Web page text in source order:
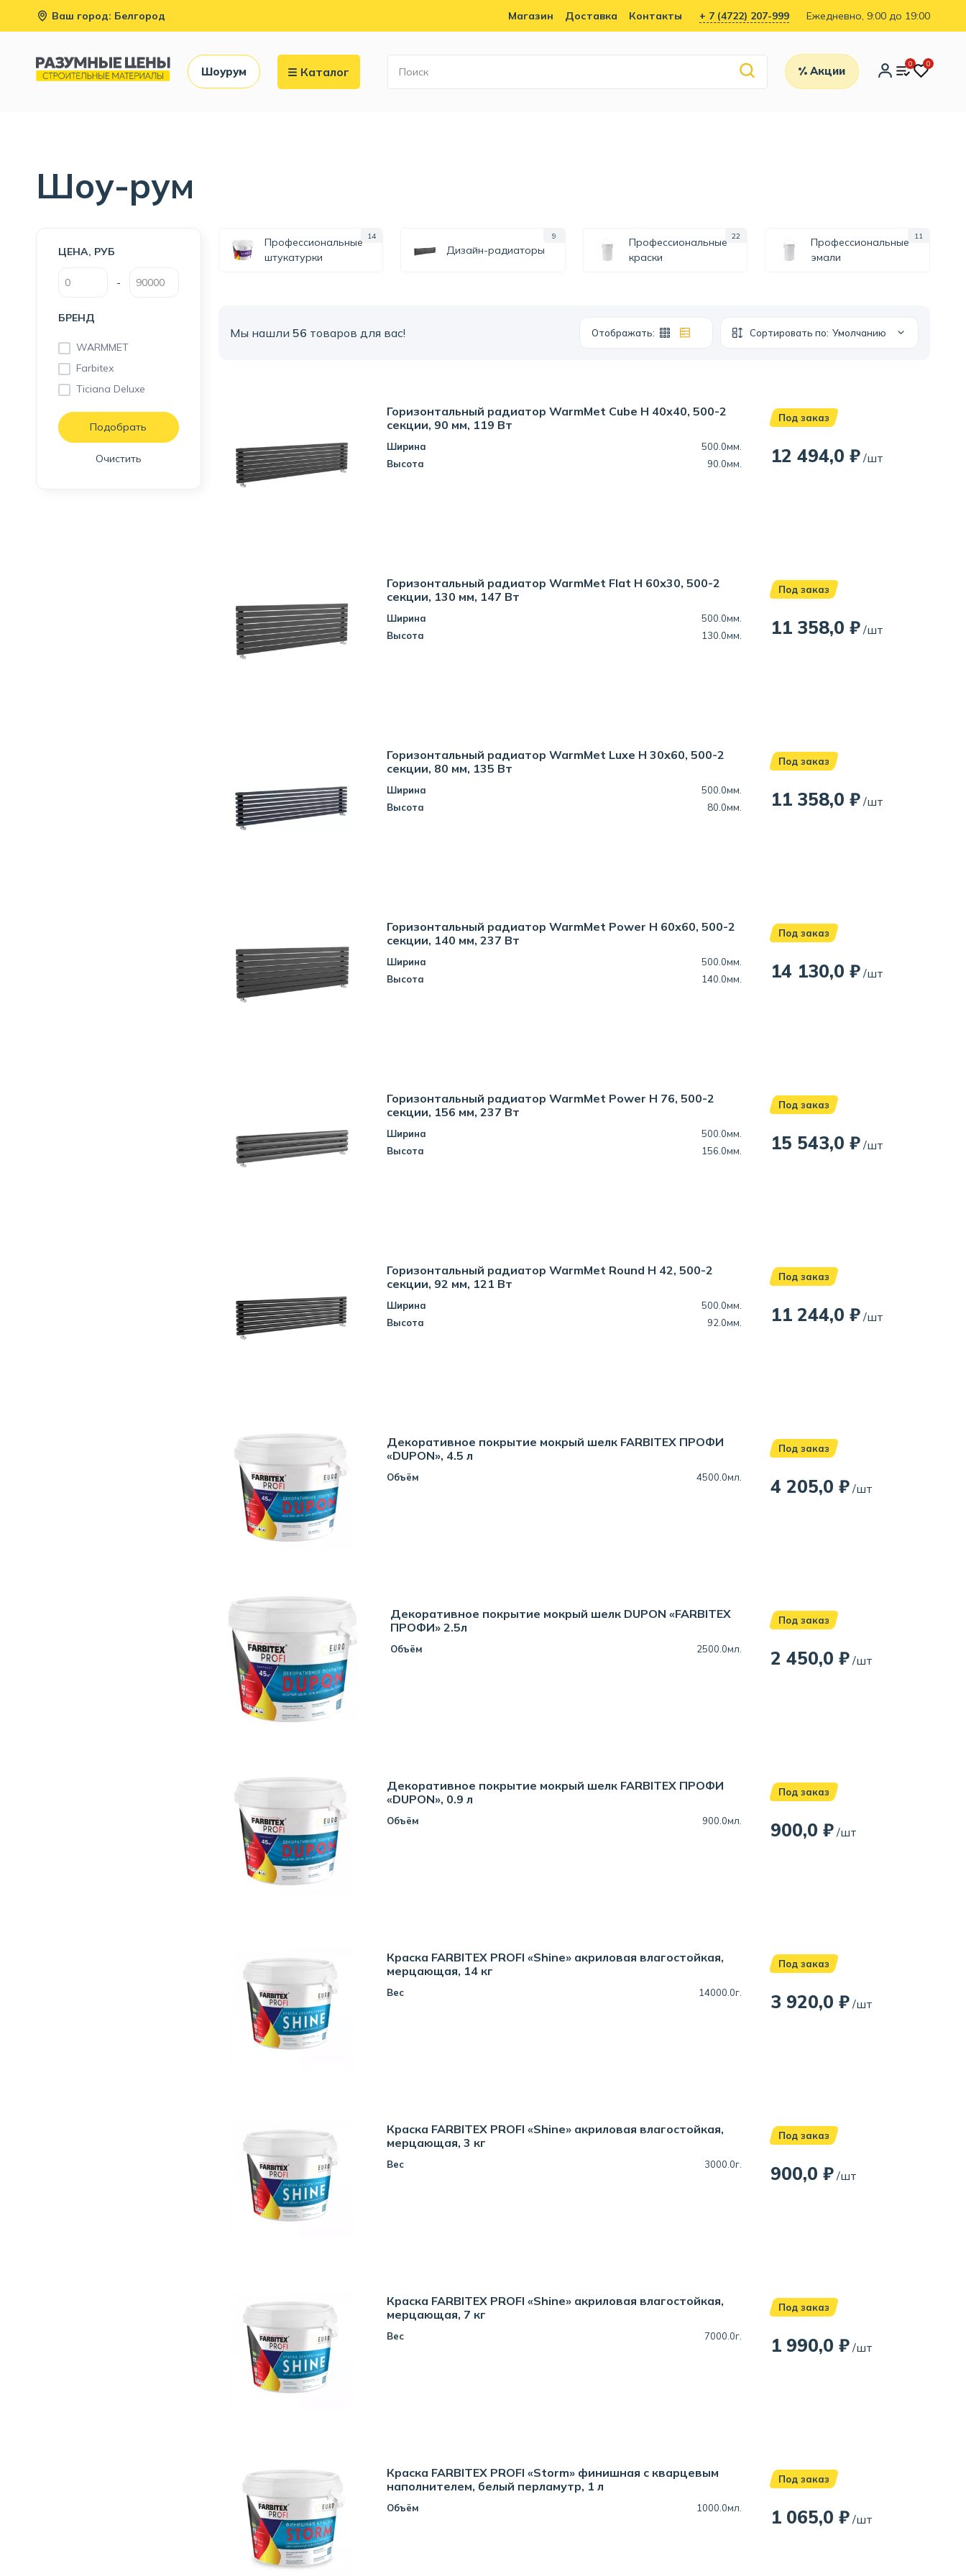
Ваш город: Белгород Магазин Доставка Контакты + 7 (4722) 207-999 Ежедневно, 9:00 до 19:00
Шоурум Каталог Акции
0 0
Шоу-рум
Профессиональные
штукатурки
14
Дизайн-радиаторы
9
Профессиональные
краски
22
Профессиональные
эмали
11
Мы нашли 56 товаров для вас! Отображать: Сортировать по: Умолчанию
Горизонтальный радиатор WarmMet Cube H 40х40, 500-2
секции, 90 мм, 119 Вт
Ширина
500.0мм.
Высота
90.0мм.
Под заказ
12 494,0 ₽ /шт
Горизонтальный радиатор WarmMet Flat H 60х30, 500-2
секции, 130 мм, 147 Вт
Ширина
500.0мм.
Высота
130.0мм.
Под заказ
11 358,0 ₽ /шт
Горизонтальный радиатор WarmMet Luxe H 30х60, 500-2
секции, 80 мм, 135 Вт
Ширина
500.0мм.
Высота
80.0мм.
Под заказ
11 358,0 ₽ /шт
Горизонтальный радиатор WarmMet Power H 60х60, 500-2
секции, 140 мм, 237 Вт
Ширина
500.0мм.
Высота
140.0мм.
Под заказ
14 130,0 ₽ /шт
Горизонтальный радиатор WarmMet Power H 76, 500-2
секции, 156 мм, 237 Вт
Ширина
500.0мм.
Высота
156.0мм.
Под заказ
15 543,0 ₽ /шт
Горизонтальный радиатор WarmMet Round H 42, 500-2
секции, 92 мм, 121 Вт
Ширина
500.0мм.
Высота
92.0мм.
Под заказ
11 244,0 ₽ /шт
Декоративное покрытие мокрый шелк FARBITEX ПРОФИ
«DUPON», 4.5 л
Объём 4500.0мл.
Под заказ
4 205,0 ₽ /шт
Декоративное покрытие мокрый шелк DUPON «FARBITEX
ПРОФИ» 2.5л
Объём 2500.0мл.
Под заказ
2 450,0 ₽ /шт
Декоративное покрытие мокрый шелк FARBITEX ПРОФИ
«DUPON», 0.9 л
Объём 900.0мл.
Под заказ
900,0 ₽ /шт
Краска FARBITEX PROFI «Shine» акриловая влагостойкая,
мерцающая, 14 кг
Вес 14000.0г.
Под заказ
3 920,0 ₽ /шт
Краска FARBITEX PROFI «Shine» акриловая влагостойкая,
мерцающая, 3 кг
Вес 3000.0г.
Под заказ
900,0 ₽ /шт
Краска FARBITEX PROFI «Shine» акриловая влагостойкая,
мерцающая, 7 кг
Вес 7000.0г.
Под заказ
1 990,0 ₽ /шт
Краска FARBITEX PROFI «Storm» финишная с кварцевым
наполнителем, белый перламутр, 1 л
Объём 1000.0мл.
Под заказ
1 065,0 ₽ /шт
ЦЕНА, РУБ
-
БРЕНД
WARMMET
Farbitex
Ticiana Deluxe
Очистить